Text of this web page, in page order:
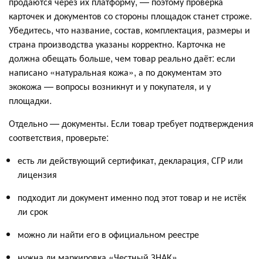
карточек и документов со стороны площадок станет строже.
Убедитесь, что название, состав, комплектация, размеры и
страна производства указаны корректно. Карточка не
должна обещать больше, чем товар реально даёт: если
написано «натуральная кожа», а по документам это
экокожа — вопросы возникнут и у покупателя, и у
площадки.
Отдельно — документы. Если товар требует подтверждения
соответствия, проверьте:
есть ли действующий сертификат, декларация, СГР или
лицензия
подходит ли документ именно под этот товар и не истёк
ли срок
можно ли найти его в официальном реестре